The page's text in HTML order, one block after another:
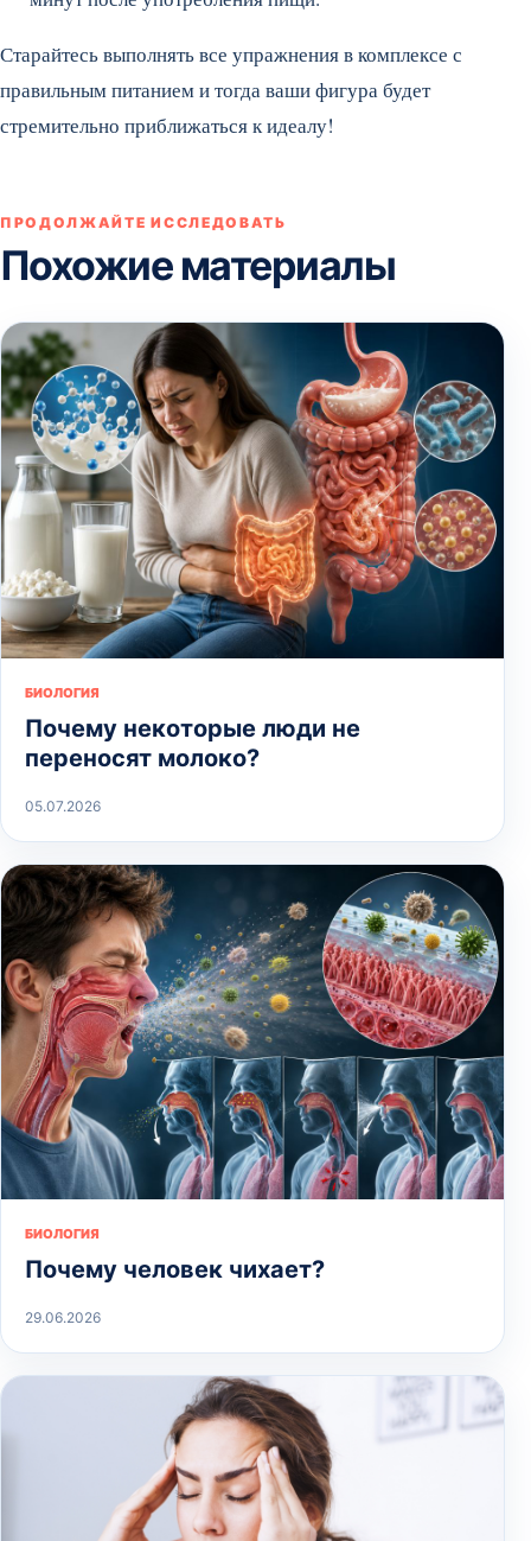
Старайтесь выполнять все упражнения в комплексе с
правильным питанием и тогда ваши фигура будет
стремительно приближаться к идеалу!
ПРОДОЛЖАЙТЕ ИССЛЕДОВАТЬ
Похожие материалы
БИОЛОГИЯ
Почему некоторые люди не
переносят молоко?
05.07.2026
БИОЛОГИЯ
Почему человек чихает?
29.06.2026